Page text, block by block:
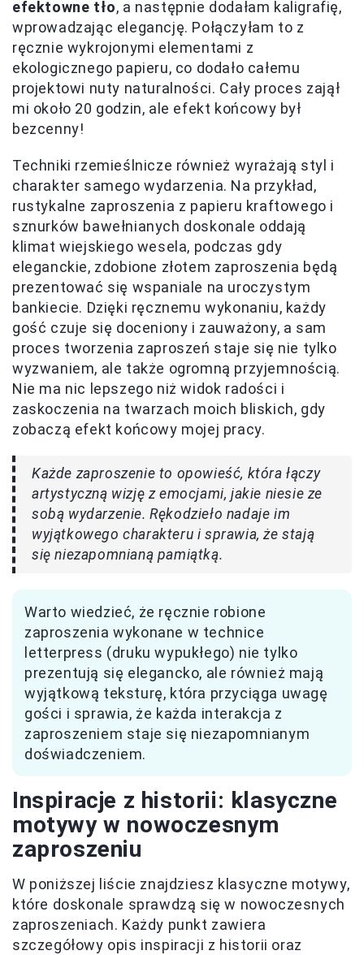
efektowne tło, a następnie dodałam kaligrafię,
wprowadzając elegancję. Połączyłam to z
ręcznie wykrojonymi elementami z
ekologicznego papieru, co dodało całemu
projektowi nuty naturalności. Cały proces zajął
mi około 20 godzin, ale efekt końcowy był
bezcenny!
Techniki rzemieślnicze również wyrażają styl i
charakter samego wydarzenia. Na przykład,
rustykalne zaproszenia z papieru kraftowego i
sznurków bawełnianych doskonale oddają
klimat wiejskiego wesela, podczas gdy
eleganckie, zdobione złotem zaproszenia będą
prezentować się wspaniale na uroczystym
bankiecie. Dzięki ręcznemu wykonaniu, każdy
gość czuje się doceniony i zauważony, a sam
proces tworzenia zaproszeń staje się nie tylko
wyzwaniem, ale także ogromną przyjemnością.
Nie ma nic lepszego niż widok radości i
zaskoczenia na twarzach moich bliskich, gdy
zobaczą efekt końcowy mojej pracy.
Każde zaproszenie to opowieść, która łączy
artystyczną wizję z emocjami, jakie niesie ze
sobą wydarzenie. Rękodzieło nadaje im
wyjątkowego charakteru i sprawia, że stają
się niezapomnianą pamiątką.
Warto wiedzieć, że ręcznie robione
zaproszenia wykonane w technice
letterpress (druku wypukłego) nie tylko
prezentują się elegancko, ale również mają
wyjątkową teksturę, która przyciąga uwagę
gości i sprawia, że każda interakcja z
zaproszeniem staje się niezapomnianym
doświadczeniem.
Inspiracje z historii: klasyczne
motywy w nowoczesnym
zaproszeniu
W poniższej liście znajdziesz klasyczne motywy,
które doskonale sprawdzą się w nowoczesnych
zaproszeniach. Każdy punkt zawiera
szczegółowy opis inspiracji z historii oraz